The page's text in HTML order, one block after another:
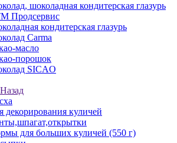
шоколадная кондитерская глазурь
Продсервис
кондитерская глазурь
Carma
масло
порошок
SICAO
Назад
декорирования куличей
для больших куличей (550 г)